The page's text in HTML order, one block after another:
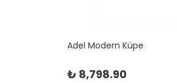
Adel Modern Küpe
₺ 8,798.90